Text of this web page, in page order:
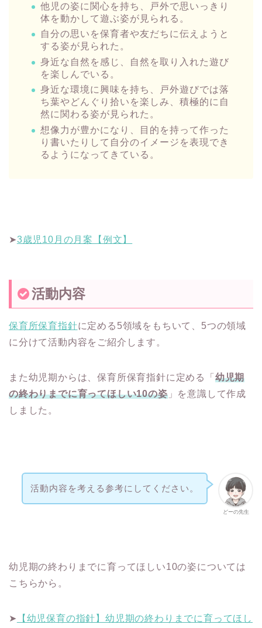
他児の姿に関心を持ち、戸外で思いっきり
体を動かして遊ぶ姿が見られる。
自分の思いを保育者や友だちに伝えようと
する姿が見られた。
身近な自然を感じ、自然を取り入れた遊び
を楽しんでいる。
身近な環境に興味を持ち、戸外遊びでは落
ち葉やどんぐり拾いを楽しみ、積極的に自
然に関わる姿が見られた。
想像力が豊かになり、目的を持って作った
り書いたりして自分のイメージを表現でき
るようになってきている。
➤3歳児10月の月案【例文】
活動内容
保育所保育指針に定める5領域をもちいて、5つの領域
に分けて活動内容をご紹介します。
また幼児期からは、保育所保育指針に定める「 幼児期
の終わりまでに育ってほしい10の姿」を意識して作成
しました。
どーの先生
活動内容を考える参考にしてください。
幼児期の終わりまでに育ってほしい10の姿については
こちらから。
➤
【幼児保育の指針】幼児期の終わりまでに育ってほし